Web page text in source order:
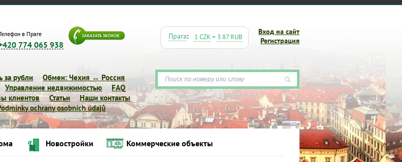
в Праге
774 065 938
Вход на сайт
Регистрация
Прага: 1 CZK= 3.87 RUB
за рубли
Обмен: Чехия ↔ Россия
Управление недвижимостью
FAQ
клиентов Статьи
Наши контакты
ochrany osobních údajů
Новостройки Коммерческие объекты